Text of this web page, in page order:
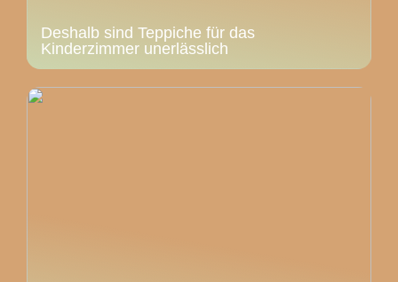
Deshalb sind Teppiche für das
Kinderzimmer unerlässlich